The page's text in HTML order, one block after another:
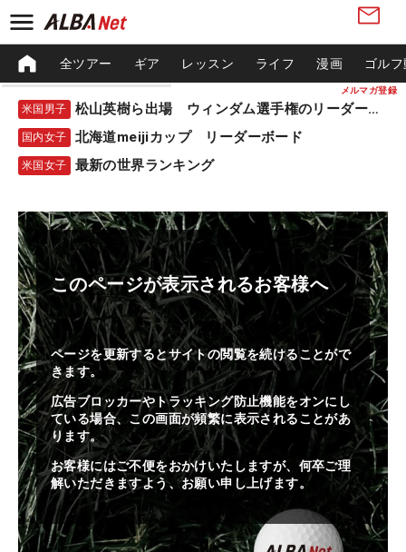
メルマガ登録
全ツアー ギア レッスン ライフ 漫画 ゴル
米国男子 松山英樹ら出場 ウィンダム選手権のリーダーボード
国内女子 北海道meijiカップ リーダーボード
米国女子 最新の世界ランキング
このページが表示されるお客様へ
ページを更新するとサイトの閲覧を続けることがで
きます。
広告ブロッカーやトラッキング防止機能をオンにし
ている場合、この画面が頻繁に表示されることがあ
ります。
お客様にはご不便をおかけいたしますが、何卒ご理
解いただきますよう、お願い申し上げます。